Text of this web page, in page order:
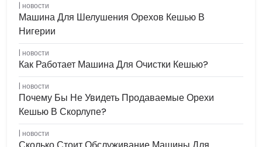
новости
Машина Для Шелушения Орехов Кешью В
Нигерии
новости
Как Работает Машина Для Очистки Кешью?
новости
Почему Бы Не Увидеть Продаваемые Орехи
Кешью В Скорлупе?
новости